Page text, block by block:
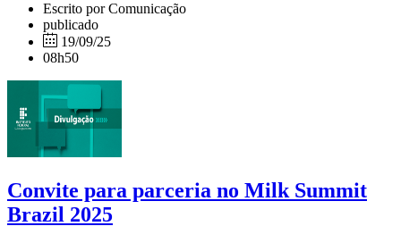
Escrito por Comunicação
publicado
19/09/25
08h50
Convite para parceria no Milk Summit
Brazil 2025